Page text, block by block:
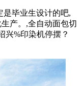
是毕业生设计的吧,
产。,全自动面包切
兴%印染机停摆？